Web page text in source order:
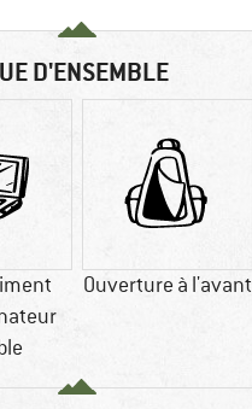
D'ENSEMBLE
Ouverture à l'avant